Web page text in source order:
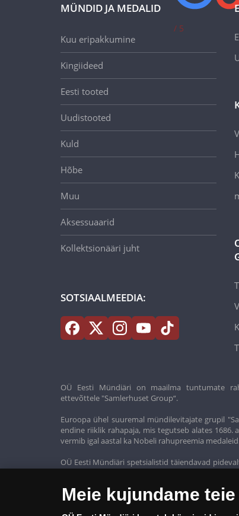
/ 5
MÜNDID JA MEDALID
Kuu eripakkumine
Kingiideed
Eesti tooted
Uudistooted
Kuld
Hõbe
Muu
Aksessuaarid
Kollektsionääri juht
SOTSIAALMEEDIA:
OÜ Eesti Mündiäri on maailma tuntumate
ettevõttele "Samlerhuset Group“.
Euroopa ühel suuremal mündilevitajate grupil
endine riiklik rahapaja, mis tegutseb alates
vermib igal aastal ka Nobeli rahupreemia
OÜ Eesti Mündiäri spetsialistid täiendavad
Meie kujundame